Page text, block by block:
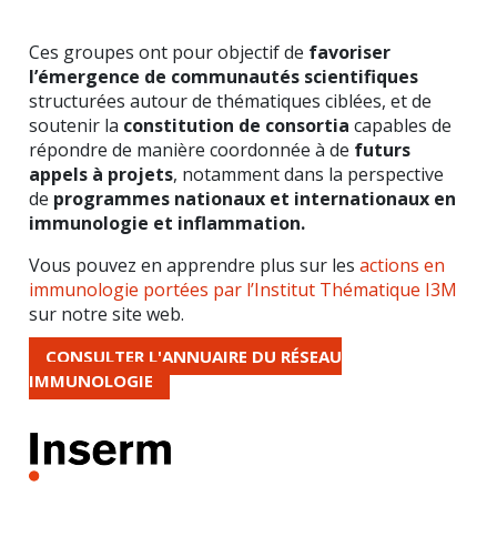
Ces groupes ont pour objectif de favoriser
l’émergence de communautés scientifiques
structurées autour de thématiques ciblées, et de
soutenir la constitution de consortia capables de
répondre de manière coordonnée à de futurs
appels à projets, notamment dans la perspective
de programmes nationaux et internationaux en
immunologie et inflammation.
Vous pouvez en apprendre plus sur lesactions en
immunologie portées par l’Institut Thématique I3M
sur notre site web.
CONSULTER L'ANNUAIRE DU RÉSEAU
IMMUNOLOGIE